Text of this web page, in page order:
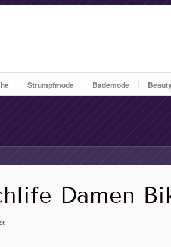
Strumpfmode Bademode
Damen